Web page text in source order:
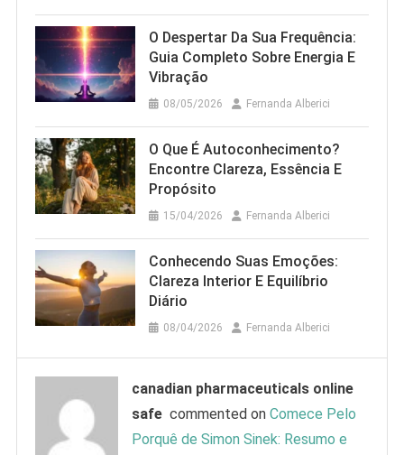
O Despertar Da Sua Frequência:
Guia Completo Sobre Energia E
Vibração
08/05/2026 Fernanda Alberici
O Que É Autoconhecimento?
Encontre Clareza, Essência E
Propósito
15/04/2026 Fernanda Alberici
Conhecendo Suas Emoções:
Clareza Interior E Equilíbrio
Diário
08/04/2026 Fernanda Alberici
canadian pharmaceuticals online
safe commented onComece Pelo
Porquê de Simon Sinek: Resumo e